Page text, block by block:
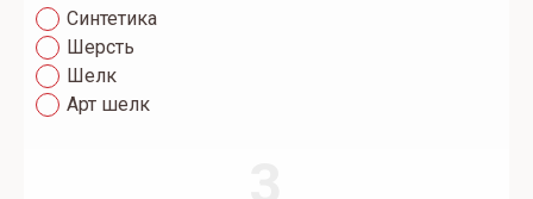
Синтетика
Шерсть
Шелк
Арт шелк